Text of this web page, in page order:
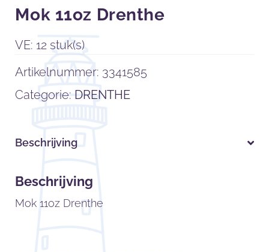
Mok 11oz Drenthe
VE: 12 stuk(s)
Artikelnummer: 3341585
Categorie: DRENTHE
Beschrijving
Beschrijving
Mok 11oz Drenthe